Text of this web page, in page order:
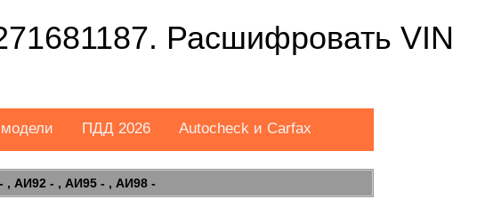
Расшифровать VIN
ПДД 2026 Autocheck и Carfax
, АИ92 - , АИ95 - , АИ98 -